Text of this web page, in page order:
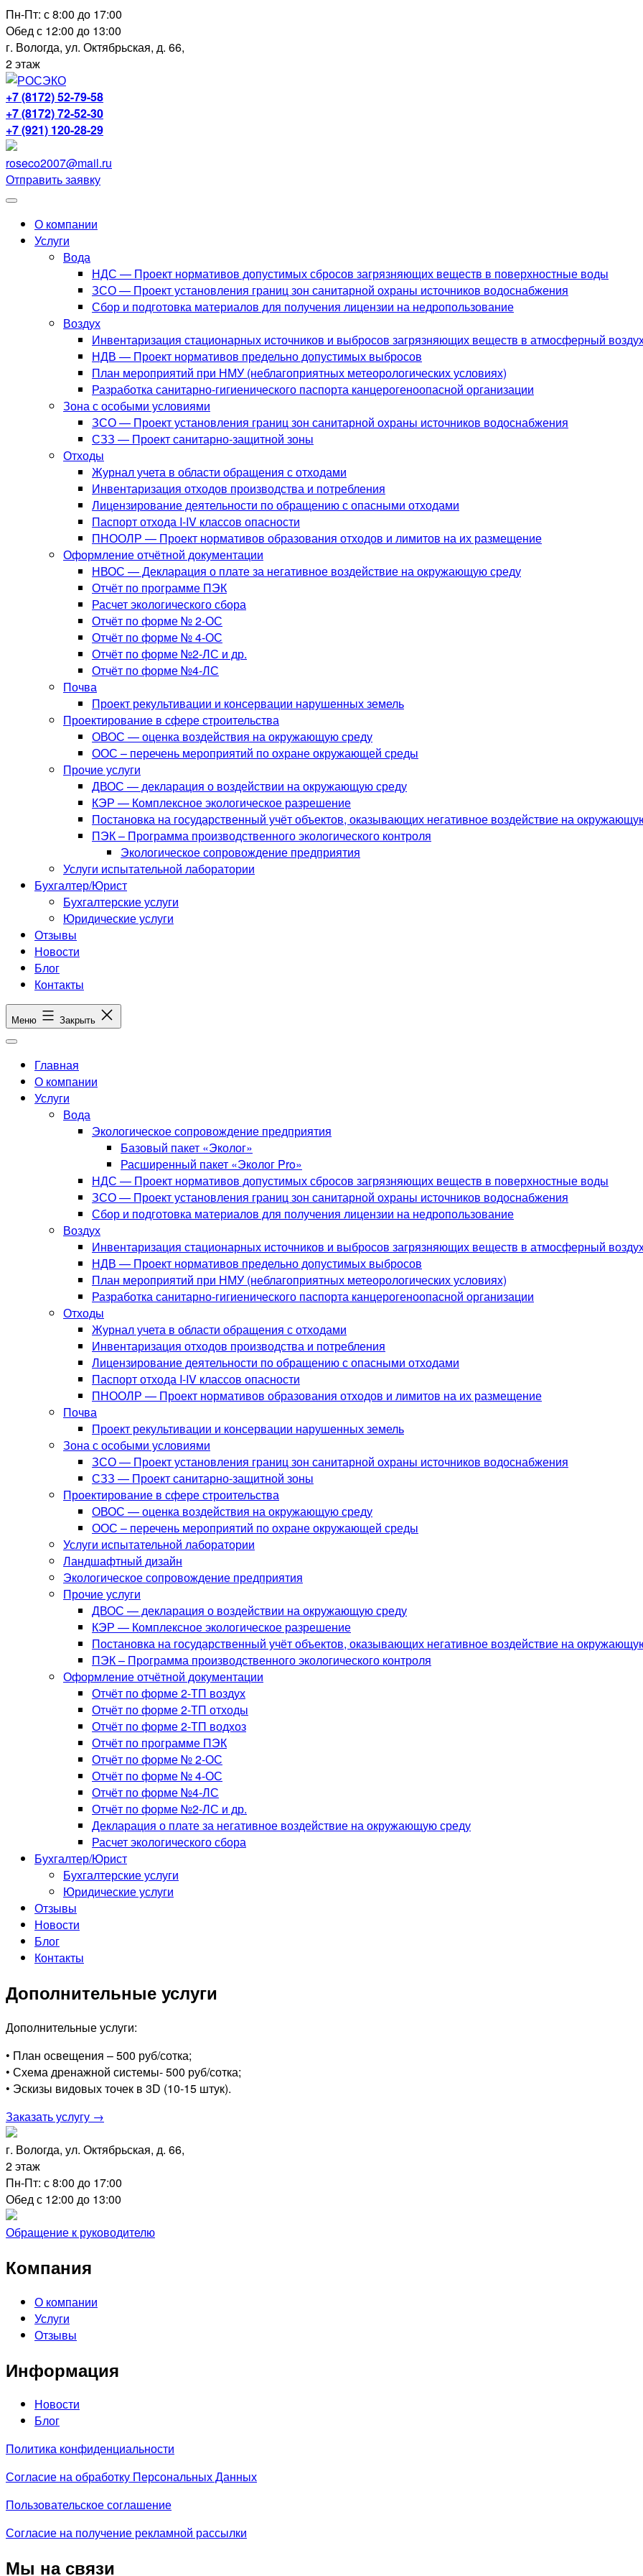
Перейти
к
содержимому
Пн-Пт: с 8:00 до 17:00
Обед с 12:00 до 13:00
г. Вологда, ул. Октябрьская, д. 66,
2 этаж
+7 (8172) 52-79-58
+7 (8172) 72-52-30
+7 (921) 120-28-29
roseco2007@mail.ru
Отправить заявку
О компании
Услуги
Вода
НДС — Проект нормативов допустимых сбросов загрязняющих веществ в поверхностные воды
ЗСО — Проект установления границ зон санитарной охраны источников водоснабжения
Сбор и подготовка материалов для получения лицензии на недропользование
Воздух
Инвентаризация стационарных источников и выбросов загрязняющих веществ в атмосферный
НДВ — Проект нормативов предельно допустимых выбросов
План мероприятий при НМУ (неблагоприятных метеорологических условиях)
Разработка санитарно-гигиенического паспорта канцерогеноопасной организации
Зона с особыми условиями
ЗСО — Проект установления границ зон санитарной охраны источников водоснабжения
СЗЗ — Проект санитарно-защитной зоны
Отходы
Журнал учета в области обращения с отходами
Инвентаризация отходов производства и потребления
Лицензирование деятельности по обращению с опасными отходами
Паспорт отхода I-IV классов опасности
ПНООЛР — Проект нормативов образования отходов и лимитов на их размещение
Оформление отчётной документации
НВОС — Декларация о плате за негативное воздействие на окружающую среду
Отчёт по программе ПЭК
Расчет экологического сбора
Отчёт по форме № 2-ОС
Отчёт по форме № 4-ОС
Отчёт по форме №2-ЛС и др.
Отчёт по форме №4-ЛС
Почва
Проект рекультивации и консервации нарушенных земель
Проектирование в сфере строительства
ОВОС — оценка воздействия на окружающую среду
ООС – перечень мероприятий по охране окружающей среды
Прочие услуги
ДВОС — декларация о воздействии на окружающую среду
КЭР — Комплексное экологическое разрешение
Постановка на государственный учёт объектов, оказывающих негативное воздействие на
ПЭК – Программа производственного экологического контроля
Экологическое сопровождение предприятия
Услуги испытательной лаборатории
Бухгалтер/Юрист
Бухгалтерские услуги
Юридические услуги
Отзывы
Новости
Блог
Контакты
Меню Закрыть
Главная
О компании
Услуги
Вода
Экологическое сопровождение предприятия
Базовый пакет «Эколог»
Расширенный пакет «Эколог Pro»
НДС — Проект нормативов допустимых сбросов загрязняющих веществ в поверхностные воды
ЗСО — Проект установления границ зон санитарной охраны источников водоснабжения
Сбор и подготовка материалов для получения лицензии на недропользование
Воздух
Инвентаризация стационарных источников и выбросов загрязняющих веществ в атмосферный
НДВ — Проект нормативов предельно допустимых выбросов
План мероприятий при НМУ (неблагоприятных метеорологических условиях)
Разработка санитарно-гигиенического паспорта канцерогеноопасной организации
Отходы
Журнал учета в области обращения с отходами
Инвентаризация отходов производства и потребления
Лицензирование деятельности по обращению с опасными отходами
Паспорт отхода I-IV классов опасности
ПНООЛР — Проект нормативов образования отходов и лимитов на их размещение
Почва
Проект рекультивации и консервации нарушенных земель
Зона с особыми условиями
ЗСО — Проект установления границ зон санитарной охраны источников водоснабжения
СЗЗ — Проект санитарно-защитной зоны
Проектирование в сфере строительства
ОВОС — оценка воздействия на окружающую среду
ООС – перечень мероприятий по охране окружающей среды
Услуги испытательной лаборатории
Ландшафтный дизайн
Экологическое сопровождение предприятия
Прочие услуги
ДВОС — декларация о воздействии на окружающую среду
КЭР — Комплексное экологическое разрешение
Постановка на государственный учёт объектов, оказывающих негативное воздействие на
ПЭК – Программа производственного экологического контроля
Оформление отчётной документации
Отчёт по форме 2-ТП воздух
Отчёт по форме 2-ТП отходы
Отчёт по форме 2-ТП водхоз
Отчёт по программе ПЭК
Отчёт по форме № 2-ОС
Отчёт по форме № 4-ОС
Отчёт по форме №4-ЛС
Отчёт по форме №2-ЛС и др.
Декларация о плате за негативное воздействие на окружающую среду
Расчет экологического сбора
Бухгалтер/Юрист
Бухгалтерские услуги
Юридические услуги
Отзывы
Новости
Блог
Контакты
Дополнительные услуги
Дополнительные услуги:
• План освещения – 500 руб/сотка;
• Схема дренажной системы- 500 руб/сотка;
• Эскизы видовых точек в 3D (10-15 штук).
Заказать услугу →
г. Вологда, ул. Октябрьская, д. 66,
2 этаж
Пн-Пт: с 8:00 до 17:00
Обед с 12:00 до 13:00
Обращение к руководителю
Компания
О компании
Услуги
Отзывы
Информация
Новости
Блог
Политика конфиденциальности
Согласие на обработку Персональных Данных
Пользовательское соглашение
Согласие на получение рекламной рассылки
Мы на связи